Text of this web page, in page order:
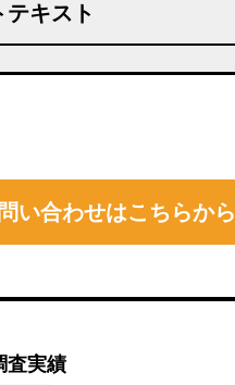
テキスト
い合わせはこちらから
査実績